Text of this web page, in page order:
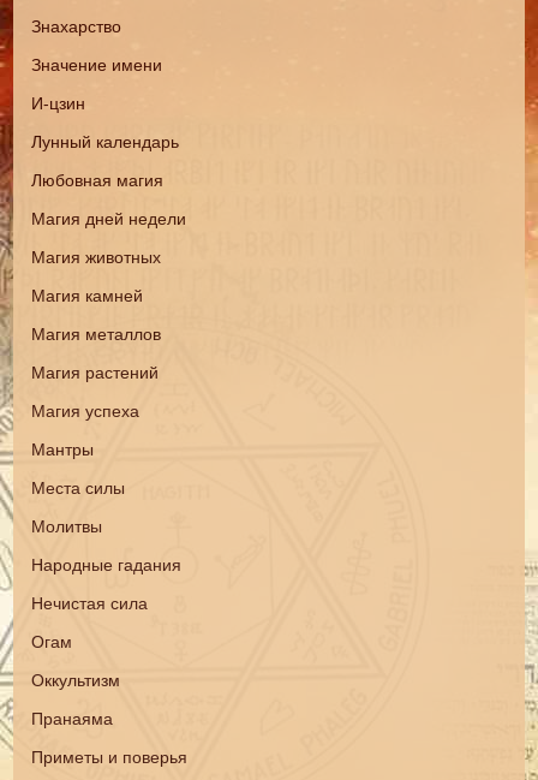
Знахарство
Значение имени
И-цзин
Лунный календарь
Любовная магия
Магия дней недели
Магия животных
Магия камней
Магия металлов
Магия растений
Магия успеха
Мантры
Места силы
Молитвы
Народные гадания
Нечистая сила
Огам
Оккультизм
Пранаяма
Приметы и поверья